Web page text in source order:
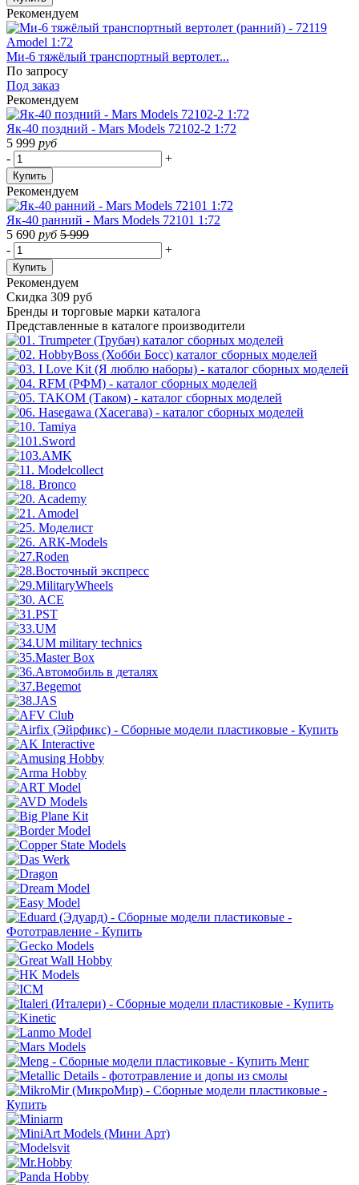
Рекомендуем
Ми-6 тяжёлый транспортный вертолет...
По запросу
Под заказ
Рекомендуем
Як-40 поздний - Mars Models 72102-2 1:72
5 999 руб
-
+
Купить
Рекомендуем
Як-40 ранний - Mars Models 72101 1:72
5 690 руб 5 999
-
+
Купить
Рекомендуем
Скидка 309 руб
Бренды и торговые марки каталога
Представленные в каталоге производители